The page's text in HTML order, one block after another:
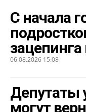
С начала
зацепинга
06.08.2026 15:08
Депутаты
могут